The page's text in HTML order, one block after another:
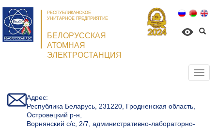
РЕСПУБЛИКАНСКОЕ
УНИТАРНОЕ ПРЕДПРИЯТИЕ
БЕЛОРУССКАЯ
АТОМНАЯ
ЭЛЕКТРОСТАНЦИЯ
Адрес:
Республика Беларусь, 231220, Гродненская область,
Островецкий р-н,
Ворнянский с/с, 2/7, административно-лабораторно-